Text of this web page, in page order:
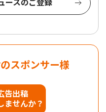
ースのご登録
スポンサー様
告出稿
ませんか？